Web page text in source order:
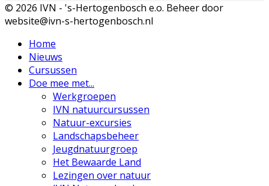
© 2026 IVN - 's-Hertogenbosch e.o. Beheer door
website@ivn-s-hertogenbosch.nl
Home
Nieuws
Cursussen
Doe mee met...
Werkgroepen
IVN natuurcursussen
Natuur-excursies
Landschapsbeheer
Jeugdnatuurgroep
Het Bewaarde Land
Lezingen over natuur